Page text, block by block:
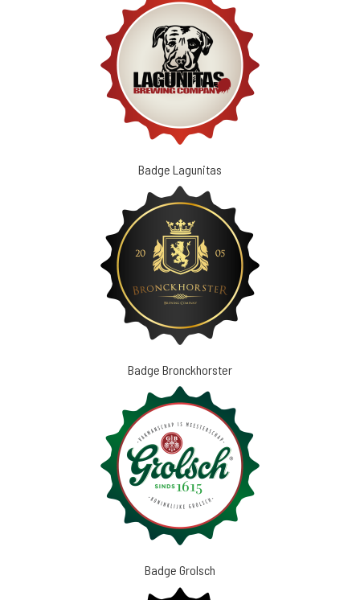
Badge Lagunitas
Badge Bronckhorster
Badge Grolsch